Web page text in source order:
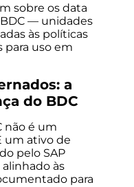
sobre os data
— unidades
às políticas
para uso em
a
do BDC
não é um
um ativo de
pelo SAP
às
para